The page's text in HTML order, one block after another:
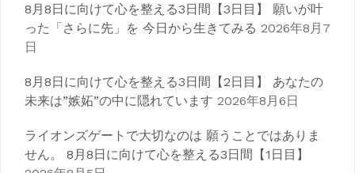
ー
シ
ョ
ン
8月8日に向けて心を整える3日間【3日目】 願いが叶
った「さらに先」を 今日から生きてみる 2026年8月7
日
8月8日に向けて心を整える3日間【2日目】 あなたの
未来は”嫉妬”の中に隠れています 2026年8月6日
ライオンズゲートで大切なのは 願うことではありま
せん。 8月8日に向けて心を整える3日間【1日目】